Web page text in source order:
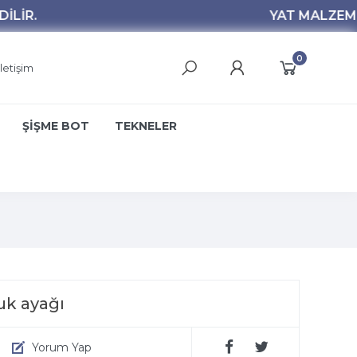
0
ŞİŞME BOT TEKNELER
ayağı
Yorum Yap